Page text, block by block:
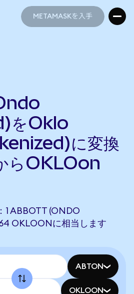
METAMASKを入手
をOklo
に変換
らOKLOon
ABBOTT (ONDO
OKLOONに相当します
ABTON
OKLOON